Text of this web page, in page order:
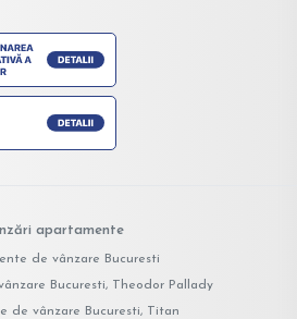
apartamente
de vânzare Bucuresti
Bucuresti, Theodor Pallady
de vânzare Bucuresti, Titan